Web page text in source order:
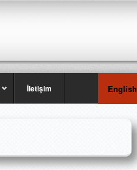
İletişim English